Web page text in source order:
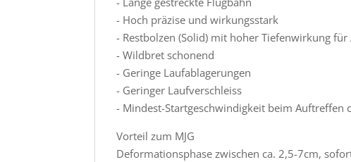
- Hoch präzise und wirkungsstark
- Restbolzen (Solid) mit hoher Tiefenwirkung für
- Wildbret schonend
- Geringe Laufablagerungen
- Geringer Laufverschleiss
- Mindest-Startgeschwindigkeit beim Auftreffen
Vorteil zum MJG
Deformationsphase zwischen ca. 2,5-7cm,